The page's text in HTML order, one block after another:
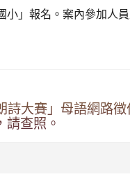
」報名。案內參加人
詩大賽」母語網路
請查照。